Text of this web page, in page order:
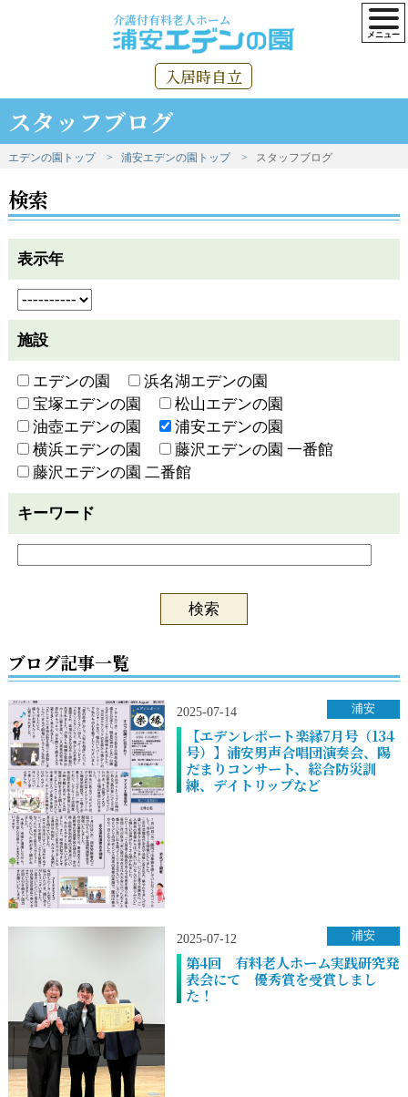
介護付有料老人ホーム
入居時自立
スタッフブログ
エデンの園トップ 浦安エデンの園トップ スタッフブログ
検索
表示年
施設
エデンの園
浜名湖エデンの園
宝塚エデンの園
松山エデンの園
油壺エデンの園
浦安エデンの園
横浜エデンの園
藤沢エデンの園 一番館
藤沢エデンの園 二番館
キーワード
ブログ記事一覧
2025-07-14
【エデンレポート楽縁7月号（134
号）】浦安男声合唱団演奏会、陽
だまりコンサート、総合防災訓
練、デイトリップなど
浦安
2025-07-12
第4回 有料老人ホーム実践研究発
表会にて 優秀賞を受賞しまし
た！
浦安